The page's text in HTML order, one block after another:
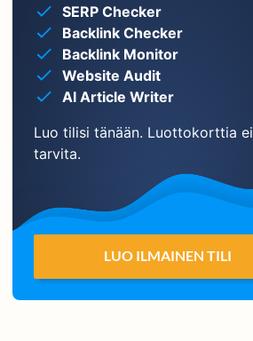
SERP Checker
Backlink Checker
Backlink Monitor
Website Audit
AI Article Writer
Luo tilisi tänään. Luottokorttia ei
tarvita.
LUO ILMAINEN TILI